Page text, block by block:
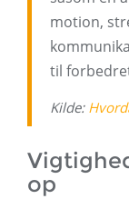
motion,
til
Kilde:
op